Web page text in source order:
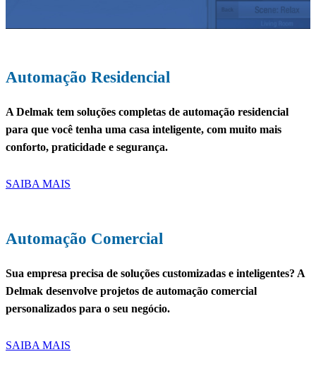
Automação Residencial
A Delmak tem soluções completas de automação residencial
para que você tenha uma casa inteligente, com muito mais
conforto, praticidade e segurança.
SAIBA MAIS
Automação Comercial
Sua empresa precisa de soluções customizadas e inteligentes? A
Delmak desenvolve projetos de automação comercial
personalizados para o seu negócio.
SAIBA MAIS